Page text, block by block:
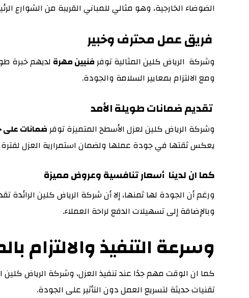
الضوضاء الخارجية، وهو مثالي للمباني القريبة من الشوارع
فريق عمل محترف وخبير
وشركة الرياض كلين المثالية توفرفنيين مهرة لديهم خبرة
ومع الالتزام بمعايير السلامة والجودة.
تقديم ضمانات طويلة الأمد
وشركة الرياض كلين لعزل الأسطح المتميزة توفرضمانات على
يعكس ثقتها في جودة عملها ولضمان استمرارية العزل
كما ان لدينا أسعار تنافسية وعروض مميزة
ورغم أن الجودة لها ثمنها، إلا أن شركة الرياض كلين الرائدة
وبالإضافة إلى تسهيلات الدفع لراحة العملاء.
وسرعة التنفيذ والالتزام
كما ان الوقت مهم جدًا عند تنفيذ العزل، وشركة الرياض كلين
تقنيات حديثة لتسريع العمل دون التأثير على الجودة.